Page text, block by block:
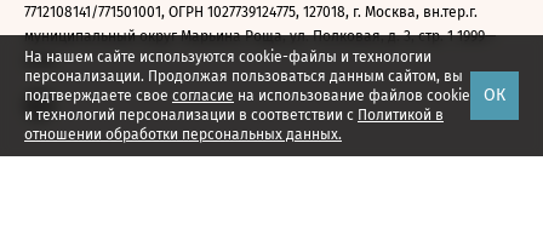
На нашем сайте используются cookie-файлы и технологии
персонализации. Продолжая пользоваться данным сайтом, вы
подтверждаете свое согласие на использование файлов cookie
и технологий персонализации в соответствии с Политикой в
отношении обработки персональных данных.
ОК
7712108141/771501001, ОГРН 1027739124775, 127018, г. Москва, вн.тер.г.
муниципальный округ Марьина Роща, ул. Полковая, д. 3, стр. 1 1999—
2026